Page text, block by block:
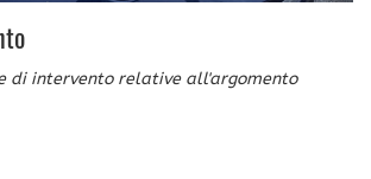
di intervento relative all'argomento